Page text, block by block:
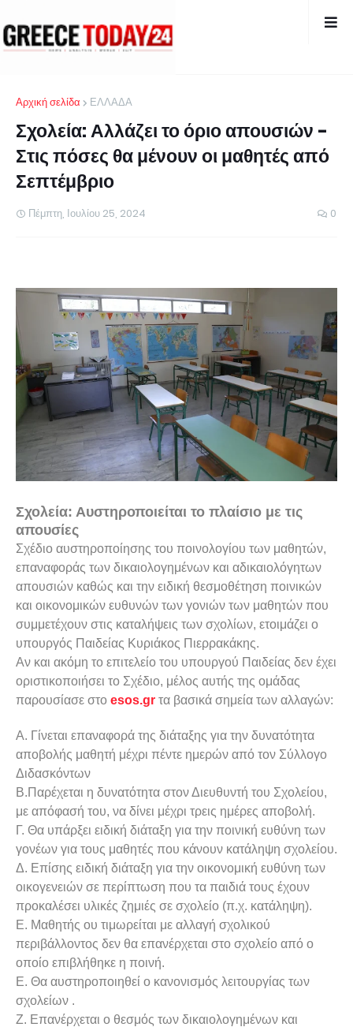
Αρχική σελίδα ΕΛΛΑΔΑ
Σχολεία: Αλλάζει το όριο απουσιών -
Στις πόσες θα μένουν οι μαθητές από
Σεπτέμβριο
Πέμπτη, Ιουλίου 25, 2024 0
Σχολεία: Αυστηροποιείται το πλαίσιο με τις
απουσίες
Σχέδιο αυστηροποίησης του ποινολογίου των μαθητών,
επαναφοράς των δικαιολογημένων και αδικαιολόγητων
απουσιών καθώς και την ειδική θεσμοθέτηση ποινικών
και οικονομικών ευθυνών των γονιών των μαθητών που
συμμετέχουν στις καταλήψεις των σχολίων, ετοιμάζει ο
υπουργός Παιδείας Κυριάκος Πιερρακάκης.
Αν και ακόμη το επιτελείο του υπουργού Παιδείας δεν έχει
οριστικοποιήσει το Σχέδιο, μέλος αυτής της ομάδας
παρουσίασε στο esos.gr τα βασικά σημεία των αλλαγών:
Α. Γίνεται επαναφορά της διάταξης για την δυνατότητα
αποβολής μαθητή μέχρι πέντε ημερών από τον Σύλλογο
Διδασκόντων
Β.Παρέχεται η δυνατότητα στον Διευθυντή του Σχολείου,
με απόφασή του, να δίνει μέχρι τρεις ημέρες αποβολή.
Γ. Θα υπάρξει ειδική διάταξη για την ποινική ευθύνη των
γονέων για τους μαθητές που κάνουν κατάληψη σχολείου.
Δ. Επίσης ειδική διάταξη για την οικονομική ευθύνη των
οικογενειών σε περίπτωση που τα παιδιά τους έχουν
προκαλέσει υλικές ζημιές σε σχολείο (π.χ. κατάληψη).
Ε. Μαθητής ου τιμωρείται με αλλαγή σχολικού
περιβάλλοντος δεν θα επανέρχεται στο σχολείο από ο
οποίο επιβλήθηκε η ποινή.
Ε. Θα αυστηροποιηθεί ο κανονισμός λειτουργίας των
σχολείων .
Ζ. Επανέρχεται ο θεσμός των δικαιολογημένων και